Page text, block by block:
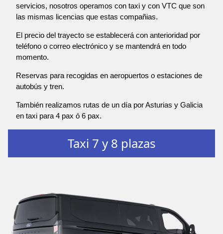
servicios, nosotros operamos con taxi y con VTC que son
las mismas licencias que estas compañias.
El precio del trayecto se establecerá con anterioridad por
teléfono o correo electrónico y se mantendrá en todo
momento.
Reservas para recogidas en aeropuertos o estaciones de
autobús y tren.
También realizamos rutas de un día por Asturias y Galicia
en taxi para 4 pax ó 6 pax.
Taxi 7 y 8 plazas